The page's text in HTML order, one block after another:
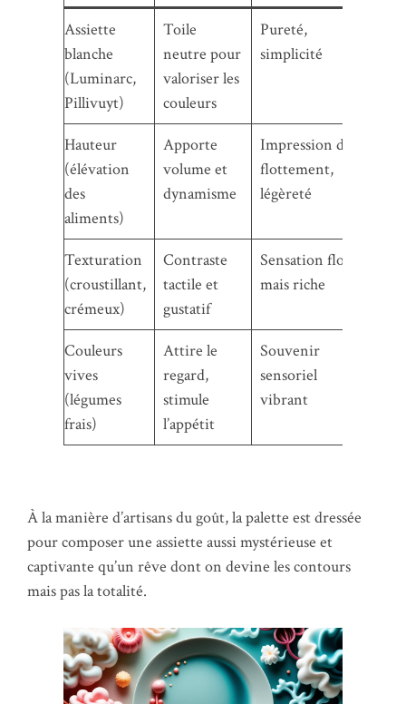
Assiette
blanche
(Luminarc,
Pillivuyt)
Toile
neutre pour
valoriser les
couleurs
Pureté,
simplicité
Hauteur
(élévation
des
aliments)
Apporte
volume et
dynamisme
Impression de
flottement,
légèreté
Texturation
(croustillant,
crémeux)
Contraste
tactile et
gustatif
Sensation floue
mais riche
Couleurs
vives
(légumes
frais)
Attire le
regard,
stimule
l’appétit
Souvenir
sensoriel
vibrant
À la manière d’artisans du goût, la palette est dressée
pour composer une assiette aussi mystérieuse et
captivante qu’un rêve dont on devine les contours
mais pas la totalité.